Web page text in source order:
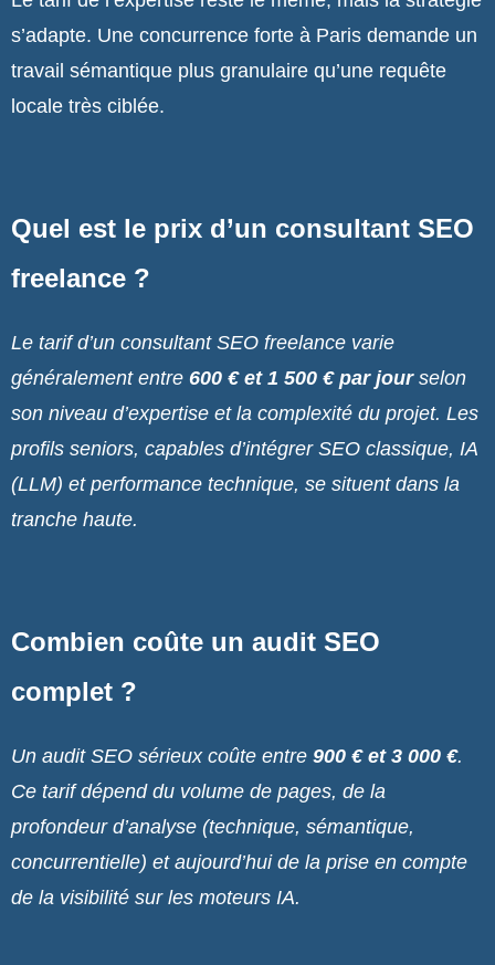
s’adapte. Une concurrence forte à Paris demande un
travail sémantique plus granulaire qu’une requête
locale très ciblée.
Quel est le prix d’un consultant SEO
freelance ?
Le tarif d’un consultant SEO freelance varie
généralement entre 600 € et 1 500 € par jourselon
son niveau d’expertise et la complexité du projet. Les
profils seniors, capables d’intégrer SEO classique, IA
(LLM) et performance technique, se situent dans la
tranche haute.
Combien coûte un audit SEO
complet ?
Un audit SEO sérieux coûte entre 900 € et 3 000 €.
Ce tarif dépend du volume de pages, de la
profondeur d’analyse (technique, sémantique,
concurrentielle) et aujourd’hui de la prise en compte
de la visibilité sur les moteurs IA.